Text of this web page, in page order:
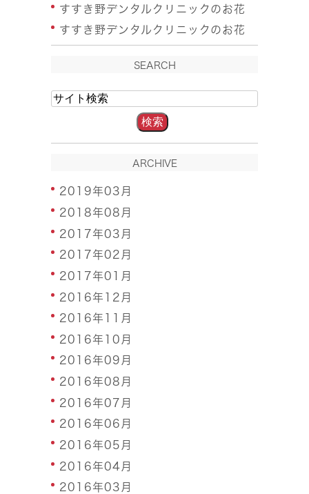
すすき野デンタルクリニックのお花
すすき野デンタルクリニックのお花
SEARCH
ARCHIVE
2019年03月
2018年08月
2017年03月
2017年02月
2017年01月
2016年12月
2016年11月
2016年10月
2016年09月
2016年08月
2016年07月
2016年06月
2016年05月
2016年04月
2016年03月